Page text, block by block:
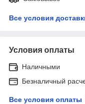
Все условия
Условия оплаты
Наличными
Безналичный
Все условия оплаты